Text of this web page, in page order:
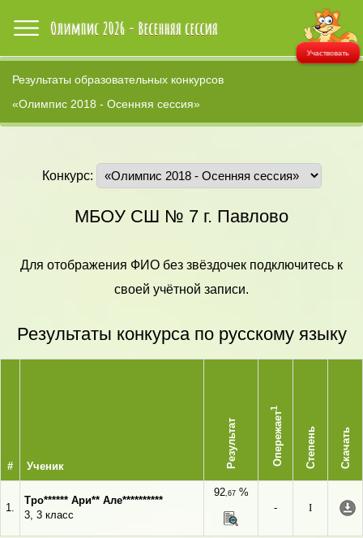
Участвовать
Результаты образовательных конкурсов
«Олимпис 2018 - Осенняя сессия»
Конкурс:
МБОУ СШ № 7 г. Павлово
Для отображения ФИО без звёздочек подключитесь к
своей учётной записи.
Результаты конкурса по русскому языку
# Ученик Результат Опережает
1
Степень Скачать
1.
Тро****** Ари** Але**********
3, 3 класс
92,67%
-
I